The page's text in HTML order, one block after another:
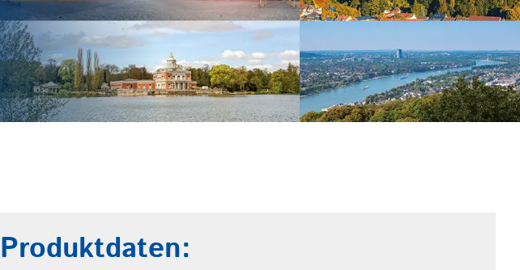
Produktdaten: